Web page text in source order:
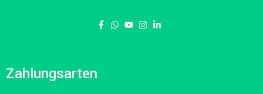
Zahlungsarten